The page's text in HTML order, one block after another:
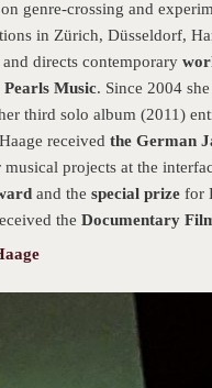
genre-crossing and
in Zürich, Düsseldorf,
and directs contemporary
Pearls Music. Since 2004
third solo album (2011)
received the German
musical projects at the
and the special prize for
the Documentary